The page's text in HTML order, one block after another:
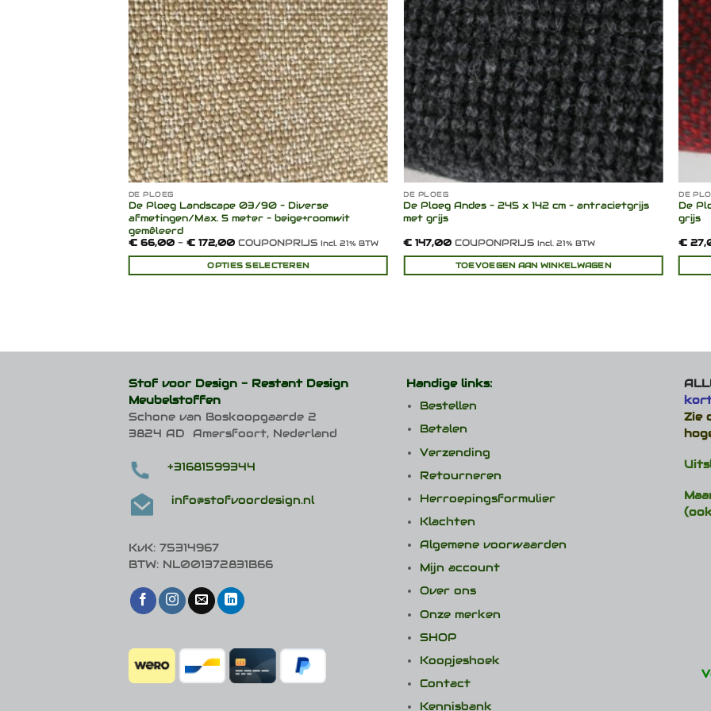
DE PLOEG
De Ploeg Landscape 03/90 – Diverse
afmetingen/Max. 5 meter – beige+roomwit
gemêleerd
€66,00 - €172,00Prijsklasse:
tot
€ 172,00
COUPONPRIJS Incl. 21% BTW
OPTIES SELECTEREN
kan
gekozen
worden
op
productpagina
DE PLOEG
De Ploeg Andes – 245 x 142 cm – antracietgrijs
met grijs
€ 147,00 COUPONPRIJSIncl. 21% BTW
TOEVOEGEN AAN WINKELWAGEN
DE
De
grijs
€
Stof voor Design - Restant Design
Meubelstoffen
Schone van Boskoopgaarde 2
3824 AD Amersfoort, Nederland
+31681599344
info@stofvoordesign.nl
KvK: 75314967
BTW: NL001372831B66
Handige links:
Bestellen
Betalen
Verzending
Retourneren
Herroepingsformulier
Klachten
Algemene voorwaarden
Mijn account
Over ons
Onze merken
SHOP
Koopjeshoek
Contact
Kennisbank
Zie